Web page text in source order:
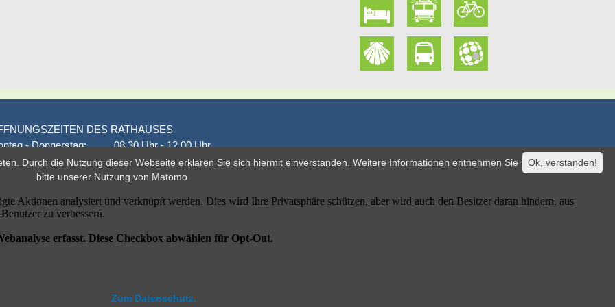
DES RATHAUSES
- Donnerstag:
08.30 Uhr - 12.00 Uhr
auch:
14.00 Uhr - 18.00 Uhr
1. und 3. Montag
16.00 Uhr - 18.00 Uhr
nach Vereinbarung
Ok, verstanden!
Durch die Nutzung dieser Webseite erklären Sie sich hiermit einverstanden. Weitere Informationen entnehmen Sie
bitte unserer Nutzung von Matomo
Zum Datenschutz.